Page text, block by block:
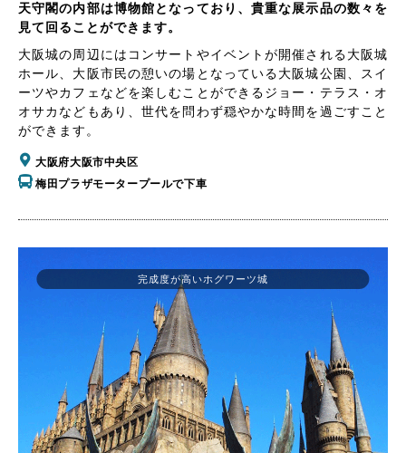
天守閣の内部は博物館となっており、貴重な展示品の数々を
見て回ることができます。
大阪城の周辺にはコンサートやイベントが開催される大阪城
ホール、大阪市民の憩いの場となっている大阪城公園、スイ
ーツやカフェなどを楽しむことができるジョー・テラス・オ
オサカなどもあり、世代を問わず穏やかな時間を過ごすこと
ができます。
大阪府大阪市中央区
梅田プラザモータープールで下車
完成度が高いホグワーツ城